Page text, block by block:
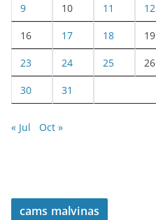
9 10 11 12
16 17 18 19
23 24 25 26
30 31
« Jul Oct »
cams malvinas